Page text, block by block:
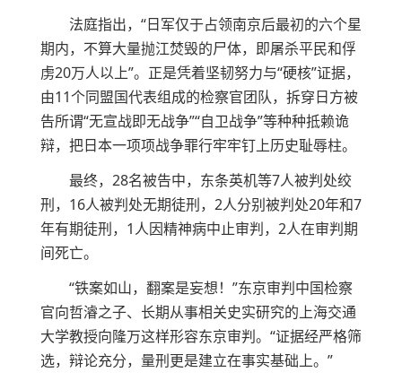
法庭指出，“日军仅于占领南京后最初的六个星
期内，不算大量抛江焚毁的尸体，即屠杀平民和俘
虏20万人以上”。正是凭着坚韧努力与“硬核”证据，
由11个同盟国代表组成的检察官团队，拆穿日方被
告所谓“无宣战即无战争”“自卫战争”等种种抵赖诡
辩，把日本一项项战争罪行牢牢钉上历史耻辱柱。
最终，28名被告中，东条英机等7人被判处绞
刑，16人被判处无期徒刑，2人分别被判处20年和7
年有期徒刑，1人因精神病中止审判，2人在审判期
间死亡。
“铁案如山，翻案是妄想！”东京审判中国检察
官向哲濬之子、长期从事相关史实研究的上海交通
大学教授向隆万这样形容东京审判。“证据经严格筛
选，辩论充分，量刑更是建立在事实基础上。”